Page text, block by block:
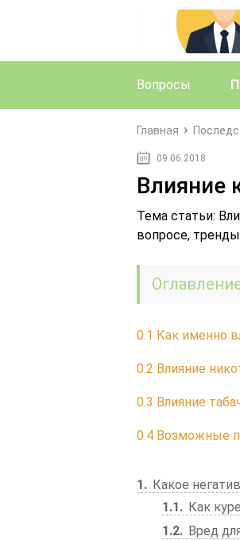
Вопросы
Главная
09.06.2018
Влияние
Тема статьи:
вопросе, тренды
0.1 Как именно
0.2 Влияние
0.3 Влияние
0.4 Возможные
1
Какое
1.1
Как
1.2
Вред